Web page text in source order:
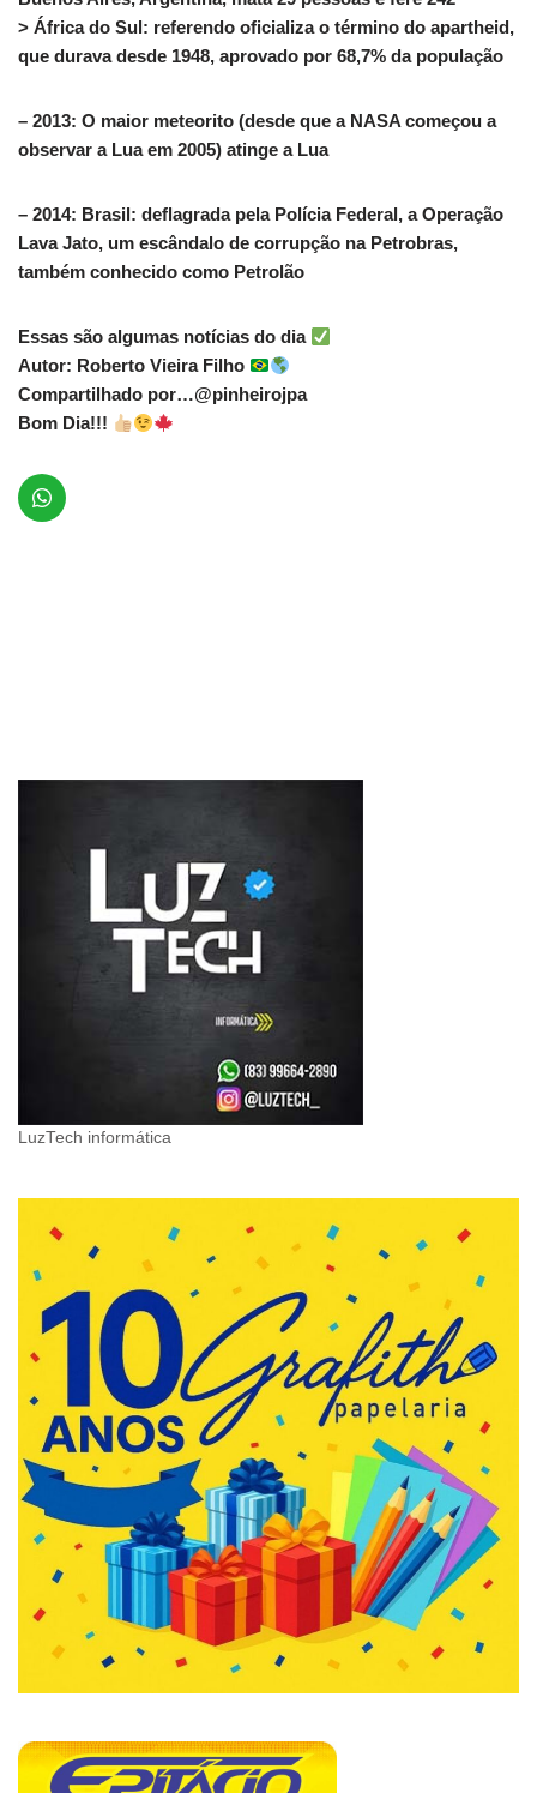
> África do Sul: referendo oficializa o término do apartheid,
que durava desde 1948, aprovado por 68,7% da população
– 2013: O maior meteorito (desde que a NASA começou a
observar a Lua em 2005) atinge a Lua
– 2014: Brasil: deflagrada pela Polícia Federal, a Operação
Lava Jato, um escândalo de corrupção na Petrobras,
também conhecido como Petrolão
Essas são algumas notícias do dia
Autor: Roberto Vieira Filho
Compartilhado por…@pinheirojpa
Bom Dia!!!
LuzTech informática